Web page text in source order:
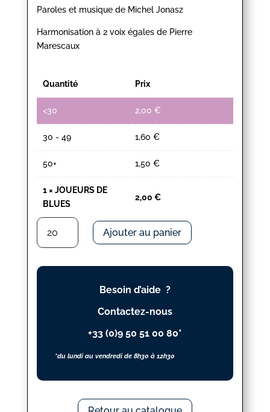
Paroles et musique de Michel Jonasz
Harmonisation à 2 voix égales de Pierre
Marescaux
Quantité Prix
<30 2,00 €
30 - 49 1,60 €
50+ 1,50 €
1× JOUEURS DE
BLUES
2,00 €
quantité
JOUEURS
DE
Ajouter au panier
Besoin d’aide ?
Contactez-nous
+33 (0)9 50 51 00 80*
*du lundi au vendredi de 8h30 à 12h30